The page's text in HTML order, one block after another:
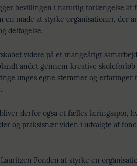
bevillingen i naturlig forlængelse af
en måde at styrke organisationer, der
deltagelse.
videre på et mangeårigt
andet gennem kreative skoleforløb
unges egne stemmer og erfaringer
derfor også et fælles læringsspor,
og praksisnær viden i udvalgte af
Fonden at styrke en